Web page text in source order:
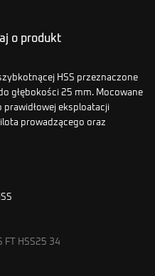
o produkt
HSS przeznaczone
głębokości 25 mm. Mocowane
eksploatacji
prowadzącego oraz
FT HSS25 34